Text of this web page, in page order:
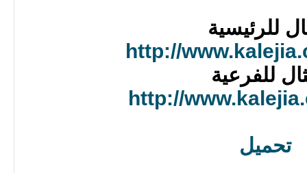
للرئيسية
http://
للفرعية
http://
تحميل